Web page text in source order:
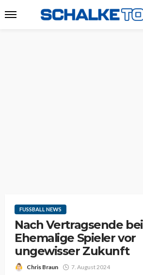
FUSSBALL NEWS
Nach Vertragsende
Ehemalige Spieler vor
ungewisser Zukunft
Chris Braun 7. August 2024